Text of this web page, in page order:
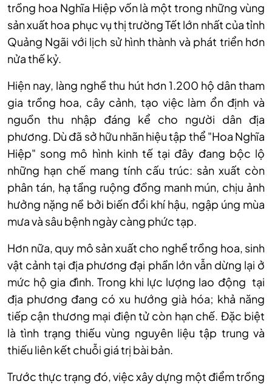
trồng hoa Nghĩa Hiệp vốn là một trong những vùng
sản xuất hoa phục vụ thị trường Tết lớn nhất của tỉnh
Quảng Ngãi với lịch sử hình thành và phát triển hơn
nửa thế kỷ.
Hiện nay, làng nghề thu hút hơn 1.200 hộ dân tham
gia trồng hoa, cây cảnh, tạo việc làm ổn định và
nguồn thu nhập đáng kể cho người dân địa
phương. Dù đã sở hữu nhãn hiệu tập thể "Hoa Nghĩa
Hiệp" song mô hình kinh tế tại đây đang bộc lộ
những hạn chế mang tính cấu trúc: sản xuất còn
phân tán, hạ tầng ruộng đồng manh mún, chịu ảnh
hưởng nặng nề bởi biến đổi khí hậu, ngập úng mùa
mưa và sâu bệnh ngày càng phức tạp.
Hơn nữa, quy mô sản xuất cho nghề trồng hoa, sinh
vật cảnh tại địa phương đại phần lớn vẫn dừng lại ở
mức hộ gia đình. Trong khi lực lượng lao động tại
địa phương đang có xu hướng già hóa; khả năng
tiếp cận thương mại điện tử còn hạn chế. Đặc biệt
là tình trạng thiếu vùng nguyên liệu tập trung và
thiếu liên kết chuỗi giá trị bài bản.
Trước thực trạng đó, việc xây dựng một điểm trồng